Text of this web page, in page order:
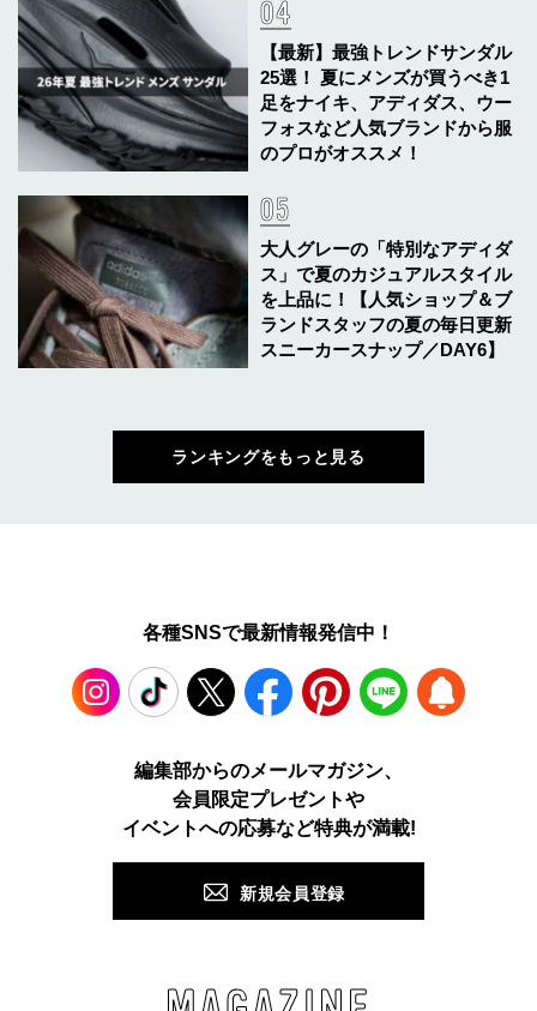
【最新】最強トレンドサンダル
25選！ 夏にメンズが買うべき1
足をナイキ、アディダス、ウー
フォスなど人気ブランドから服
のプロがオススメ！
大人グレーの「特別なアディダ
ス」で夏のカジュアルスタイル
を上品に！【人気ショップ＆ブ
ランドスタッフの夏の毎日更新
スニーカースナップ／DAY6】
ランキングをもっと見る
各種SNSで最新情報発信中！
TikTok Facebook Pinterest LINE
編集部からのメールマガジン、
会員限定プレゼントや
イベントへの応募など特典が満載!
新規会員登録